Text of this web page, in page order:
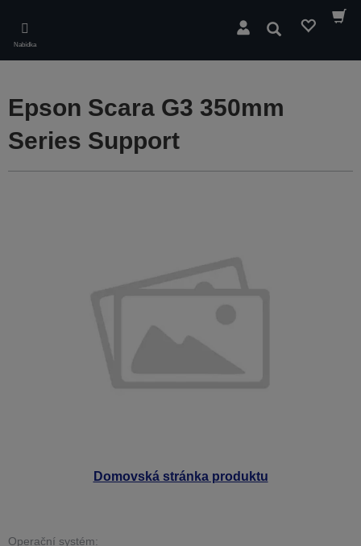
main
content
Nabídka
Hledat
Domovská stránka produktu
Epson Scara G3 350mm
Series Support
Operační systém: